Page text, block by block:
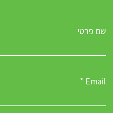
שם פרטי
Email